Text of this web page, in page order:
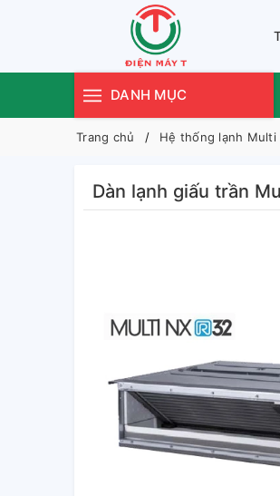
DANH MỤC
Trang chủ Hệ thống lạnh Multi
Dàn lạnh giấu trần